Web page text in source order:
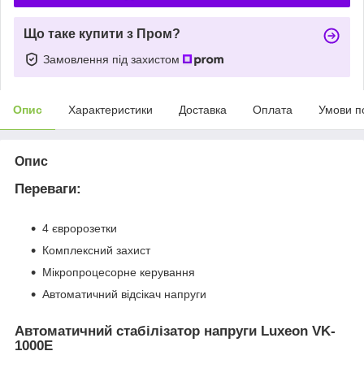
Що таке купити з Пром?
Замовлення під захистом
Опис Характеристики Доставка Оплата Умови
Опис
Переваги:
4 євророзетки
Комплексний захист
Мікропроцесорне керування
Автоматичний відсікач напруги
Автоматичний стабілізатор напруги Luxeon VK-
1000E